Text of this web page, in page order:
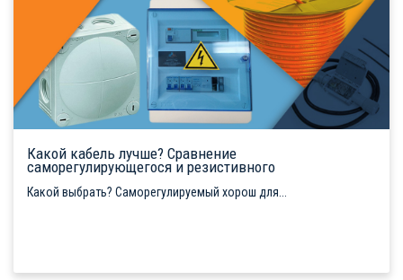
Какой кабель лучше? Сравнение
саморегулирующегося и резистивного
Какой выбрать? Саморегулируемый хорош для...